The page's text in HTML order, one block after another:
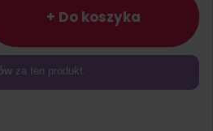
+ Do koszyka
za ten produkt.